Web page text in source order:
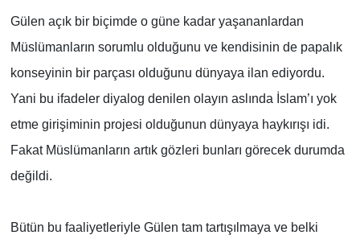
Gülen açık bir biçimde o güne kadar yaşananlardan
Müslümanların sorumlu olduğunu ve kendisinin de papalık
konseyinin bir parçası olduğunu dünyaya ilan ediyordu.
Yani bu ifadeler diyalog denilen olayın aslında İslam’ı yok
etme girişiminin projesi olduğunun dünyaya haykırışı idi.
Fakat Müslümanların artık gözleri bunları görecek durumda
değildi.
Bütün bu faaliyetleriyle Gülen tam tartışılmaya ve belki